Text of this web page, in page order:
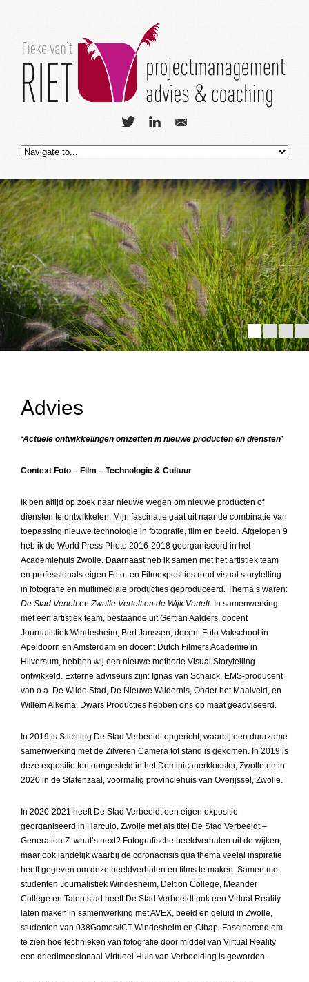
Advies
‘Actuele ontwikkelingen omzetten in nieuwe producten en diensten’
Context Foto – Film – Technologie & Cultuur
Ik ben altijd op zoek naar nieuwe wegen om nieuwe producten of
diensten te ontwikkelen. Mijn fascinatie gaat uit naar de combinatie van
toepassing nieuwe technologie in fotografie, film en beeld. Afgelopen 9
heb ik de World Press Photo 2016-2018 georganiseerd in het
Academiehuis Zwolle. Daarnaast heb ik samen met het artistiek team
en professionals eigen Foto- en Filmexposities rond visual storytelling
in fotografie en multimediale producties geproduceerd. Thema’s waren:
De Stad VerteltenZwolle Vertelt en de Wijk Vertelt. In samenwerking
met een artistiek team, bestaande uit Gertjan Aalders, docent
Journalistiek Windesheim, Bert Janssen, docent Foto Vakschool in
Apeldoorn en Amsterdam en docent Dutch Filmers Academie in
Hilversum, hebben wij een nieuwe methode Visual Storytelling
ontwikkeld. Externe adviseurs zijn: Ignas van Schaick, EMS-producent
van o.a. De Wilde Stad, De Nieuwe Wildernis, Onder het Maaiveld, en
Willem Alkema, Dwars Producties hebben ons op maat geadviseerd.
In 2019 is Stichting De Stad Verbeeldt opgericht, waarbij een duurzame
samenwerking met de Zilveren Camera tot stand is gekomen. In 2019 is
deze expositie tentoongesteld in het Dominicanerklooster, Zwolle en in
2020 in de Statenzaal, voormalig provinciehuis van Overijssel, Zwolle.
In 2020-2021 heeft De Stad Verbeeldt een eigen expositie
georganiseerd in Harculo, Zwolle met als titel De Stad Verbeeldt –
Generation Z: what’s next? Fotografische beeldverhalen uit de wijken,
maar ook landelijk waarbij de coronacrisis qua thema veelal inspiratie
heeft gegeven om deze beeldverhalen en films te maken. Samen met
studenten Journalistiek Windesheim, Deltion College, Meander
College en Talentstad heeft De Stad Verbeeldt ook een Virtual Reality
laten maken in samenwerking met AVEX, beeld en geluid in Zwolle,
studenten van 038Games/ICT Windesheim en Cibap. Fascinerend om
te zien hoe technieken van fotografie door middel van Virtual Reality
een driedimensionaal Virtueel Huis van Verbeelding is geworden.